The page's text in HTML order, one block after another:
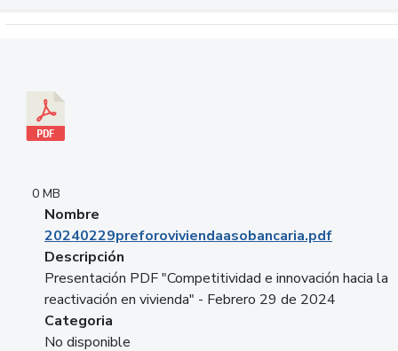
0 MB
Nombre
20240229preforoviviendaasobancaria.pdf
Descripción
Presentación PDF "Competitividad e innovación hacia la
reactivación en vivienda" - Febrero 29 de 2024
Categoria
No disponible